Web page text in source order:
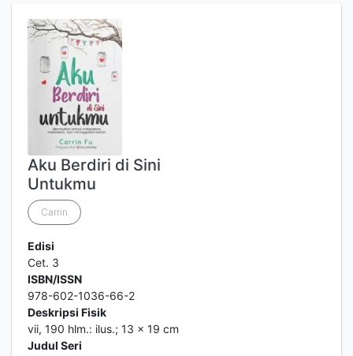
Aku Berdiri di Sini
Untukmu
Carrin
Edisi
Cet. 3
ISBN/ISSN
978-602-1036-66-2
Deskripsi Fisik
vii, 190 hlm.: ilus.; 13 x 19 cm
Judul Seri